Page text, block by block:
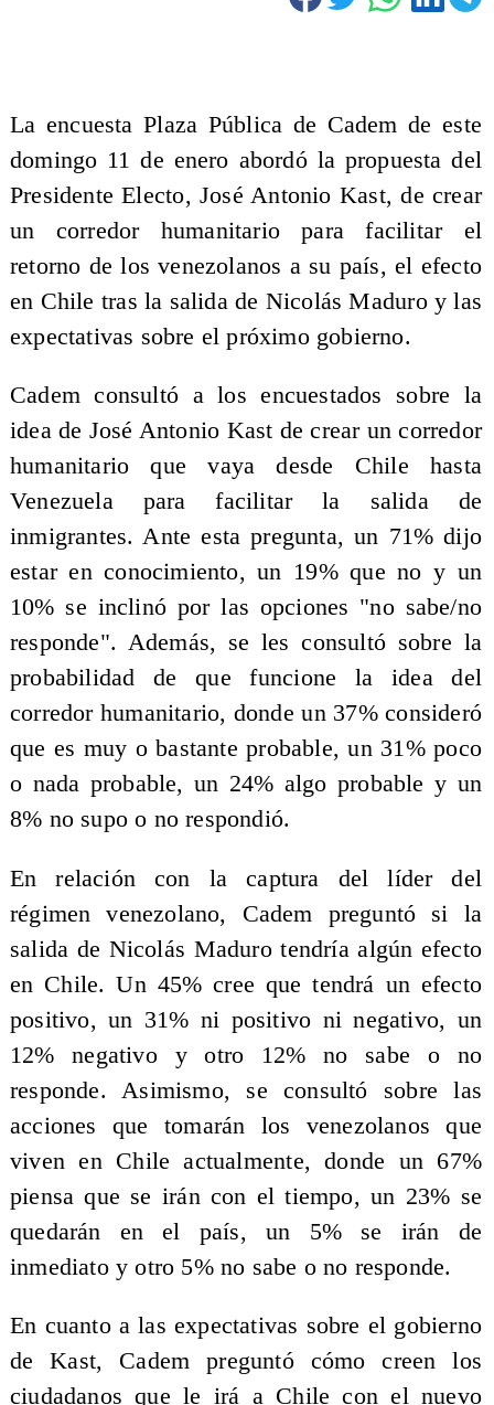
La encuesta Plaza Pública de Cadem de este
domingo 11 de enero abordó la propuesta del
Presidente Electo, José Antonio Kast, de crear
un corredor humanitario para facilitar el
retorno de los venezolanos a su país, el efecto
en Chile tras la salida de Nicolás Maduro y las
expectativas sobre el próximo gobierno.
Cadem consultó a los encuestados sobre la
idea de José Antonio Kast de crear un corredor
humanitario que vaya desde Chile hasta
Venezuela para facilitar la salida de
inmigrantes. Ante esta pregunta, un 71% dijo
estar en conocimiento, un 19% que no y un
10% se inclinó por las opciones "no sabe/no
responde". Además, se les consultó sobre la
probabilidad de que funcione la idea del
corredor humanitario, donde un 37% consideró
que es muy o bastante probable, un 31% poco
o nada probable, un 24% algo probable y un
8% no supo o no respondió.
En relación con la captura del líder del
régimen venezolano, Cadem preguntó si la
salida de Nicolás Maduro tendría algún efecto
en Chile. Un 45% cree que tendrá un efecto
positivo, un 31% ni positivo ni negativo, un
12% negativo y otro 12% no sabe o no
responde. Asimismo, se consultó sobre las
acciones que tomarán los venezolanos que
viven en Chile actualmente, donde un 67%
piensa que se irán con el tiempo, un 23% se
quedarán en el país, un 5% se irán de
inmediato y otro 5% no sabe o no responde.
En cuanto a las expectativas sobre el gobierno
de Kast, Cadem preguntó cómo creen los
ciudadanos que le irá a Chile con el nuevo